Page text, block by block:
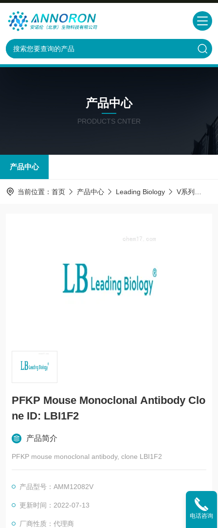
产品中心
PRODUCTS CNTER
产品中心
当前位置： 首页 产品中心 Leading Biology V系列
PFKP Mouse Monoclonal Antibody Clo
ne ID: LBI1F2
产品简介
PFKP mouse monoclonal antibody, clone LBI1F2
产品型号：AMM12082V
更新时间：2022-07-13
厂商性质：代理商
电话咨询